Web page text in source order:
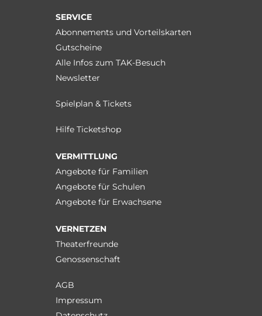
SERVICE
Abonnements und Vorteilskarten
Gutscheine
Alle Infos zum TAK-Besuch
Newsletter
Spielplan & Tickets
Hilfe Ticketshop
VERMITTLUNG
Angebote für Familien
Angebote für Schulen
Angebote für Erwachsene
VERNETZEN
Theaterfreunde
Genossenschaft
AGB
Impressum